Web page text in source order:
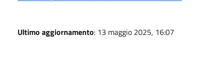
Ultimo aggiornamento: 13 maggio 2025, 16:07